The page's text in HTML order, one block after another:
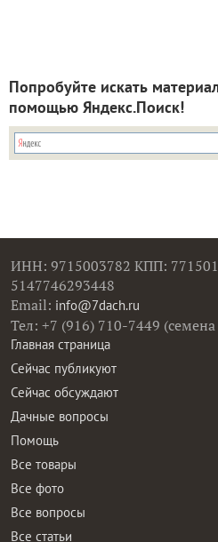
Попробуйте искать
помощью Яндекс.Поиск!
ИНН: 9715003782 КПП:
5147746293448
Email: info@7dach.ru
Тел: +7 (916) 710-7449
Главная страница
Сейчас публикуют
Сейчас обсуждают
Дачные вопросы
Помощь
Все товары
Все фото
Все вопросы
Все статьи